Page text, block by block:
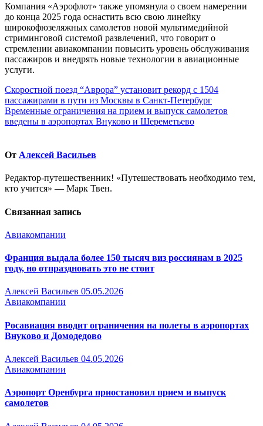
Компания «Аэрофлот» также упомянула о своем намерении
до конца 2025 года оснастить всю свою линейку
широкофюзеляжных самолетов новой мультимедийной
стриминговой системой развлечений, что говорит о
стремлении авиакомпании повысить уровень обслуживания
пассажиров и внедрять новые технологии в авиационные
услуги.
Навигация
по
записям
Скоростной поезд “Аврора” установит рекорд с 1504
пассажирами в пути из Москвы в Санкт-Петербург
Временные ограничения на прием и выпуск самолетов
введены в аэропортах Внуково и Шереметьево
От Алексей Васильев
Редактор-путешественник! «Путешествовать необходимо тем,
кто учится» — Марк Твен.
Связанная запись
Авиакомпании
Франция выдала более 150 тысяч виз россиянам в 2025
году, но отпраздновать это не стоит
Алексей Васильев 05.05.2026
Авиакомпании
Росавиация вводит ограничения на полеты в аэропортах
Внуково и Домодедово
Алексей Васильев 04.05.2026
Авиакомпании
Аэропорт Оренбурга приостановил прием и выпуск
самолетов